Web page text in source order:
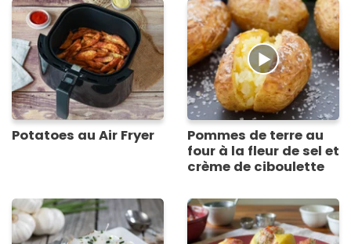
Potatoes au Air Fryer
Pommes de terre au
four à la fleur de sel et
crème de ciboulette